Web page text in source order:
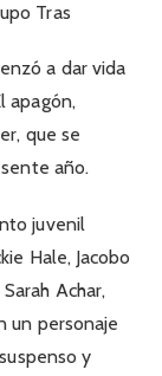
Tras
a dar vida
apagón,
que se
año.
juvenil
Hale, Jacobo
Achar,
un personaje
y